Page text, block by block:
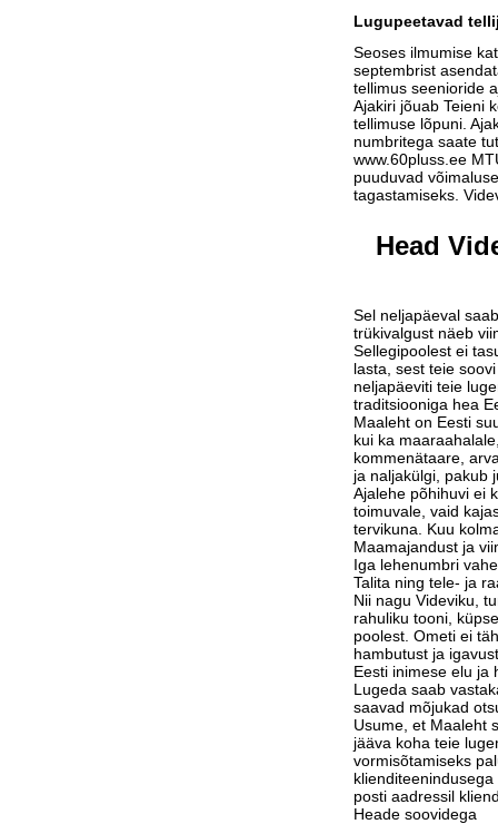
Lugupeetavad
Seoses ilmumise
septembrist
tellimus seenioride
Ajakiri jõuab Teieni
tellimuse lõpuni.
numbritega saate
www.60pluss.ee
puuduvad
tagastamiseks.
Head
Sel neljapäeval
trükivalgust näeb
Sellegipoolest ei
lasta, sest teie
neljapäeviti teie
traditsiooniga hea
Maaleht on Eesti
kui ka
kommenätaare,
ja naljakülgi, pakub
Ajalehe põhihuvi ei
toimuvale, vaid
tervikuna. Kuu
Maamajandust ja
Iga lehenumbri
Talita ning tele- ja
Nii nagu Videviku,
rahuliku tooni,
poolest. Ometi ei
hambutust ja
Eesti inimese elu ja
Lugeda saab
saavad mõjukad
Usume, et Maaleht
jääva koha teie
vormisõtamiseks
posti aadressil
Heade soovidega